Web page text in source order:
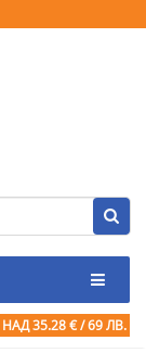
НАД 35.28 € / 69 ЛВ.